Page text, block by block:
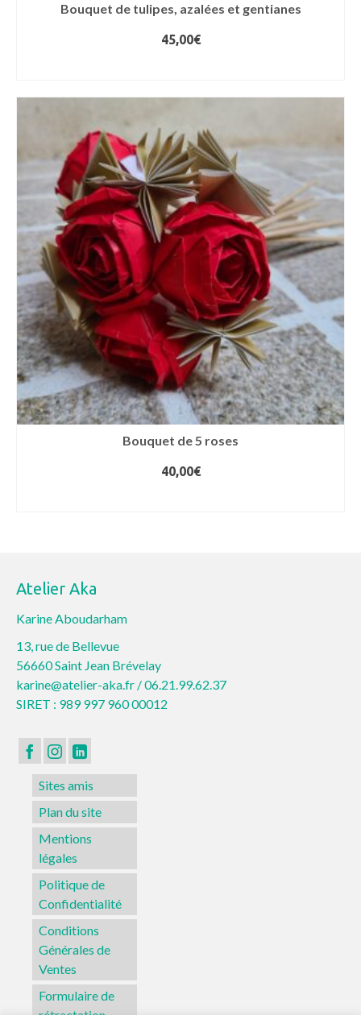
Bouquet de tulipes, azalées et gentianes
45,00€
Bouquet de 5 roses
40,00€
Atelier Aka
Karine Aboudarham
13, rue de Bellevue
56660 Saint Jean Brévelay
karine@atelier-aka.fr /06.21.99.62.37
SIRET : 989 997 960 00012
Sites amis
Plan du site
Mentions
légales
Politique de
Confidentialité
Conditions
Générales de
Ventes
Formulaire de
rétractation